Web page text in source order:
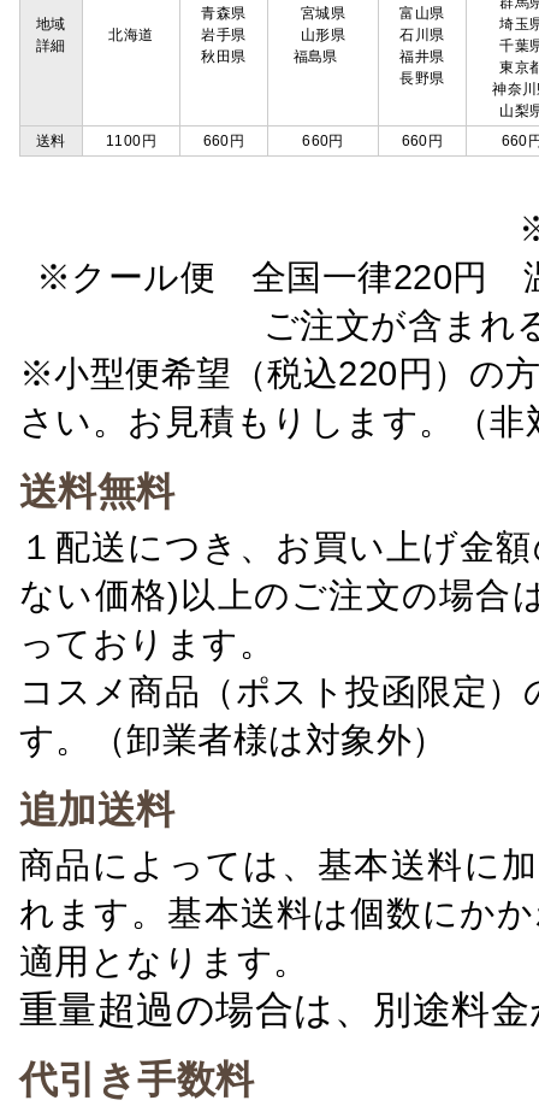
地域
詳細
北海道
青森県
岩手県
秋田県
宮城県
山形県
福島県
富山県
石川県
福井県
長野県
埼玉
千葉
東京
神奈
山梨
送料
1100円 660円 660円 660円 660
※クール便 全国一律220円
ご注文が含ま
※小型便希望（税込220円）の
さい。お見積もりします。（非
送料無料
１配送につき、お買い上げ金
ない価格)以上のご注文の場合
っております。
コスメ商品（ポスト投函限定
す。（卸業者様は対象外）
追加送料
商品によっては、基本送料に
れます。基本送料は個数にか
適用となります。
重量超過の場合は、別途料
代引き手数料